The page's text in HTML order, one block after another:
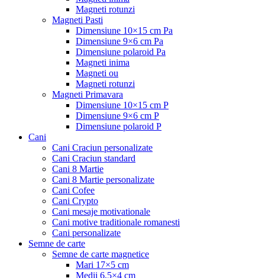
Magneti rotunzi
Magneti Pasti
Dimensiune 10×15 cm Pa
Dimensiune 9×6 cm Pa
Dimensiune polaroid Pa
Magneti inima
Magneti ou
Magneti rotunzi
Magneti Primavara
Dimensiune 10×15 cm P
Dimensiune 9×6 cm P
Dimensiune polaroid P
Cani
Cani Craciun personalizate
Cani Craciun standard
Cani 8 Martie
Cani 8 Martie personalizate
Cani Cofee
Cani Crypto
Cani mesaje motivationale
Cani motive traditionale romanesti
Cani personalizate
Semne de carte
Semne de carte magnetice
Mari 17×5 cm
Medii 6,5×4 cm